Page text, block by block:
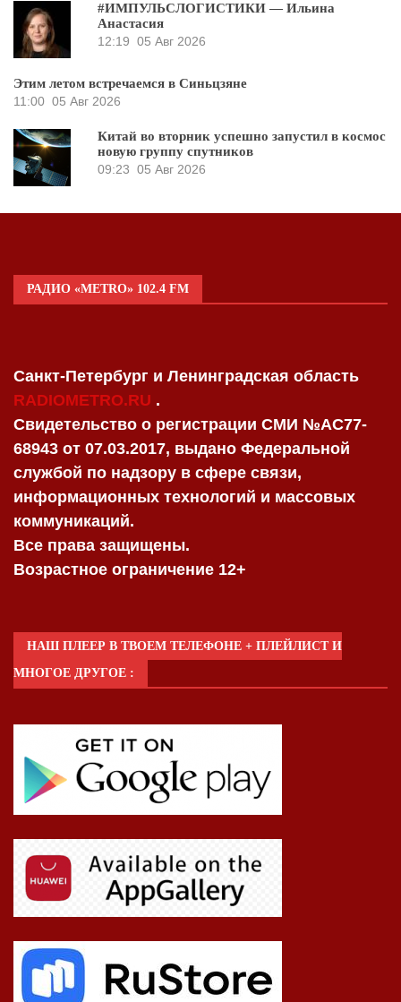
#ИМПУЛЬСЛОГИСТИКИ — Ильина
Анастасия
12:19 05 Авг 2026
Этим летом встречаемся в Синьцзяне
11:00 05 Авг 2026
Китай во вторник успешно запустил в космос
новую группу спутников
09:23 05 Авг 2026
РАДИО «METRO» 102.4 FM
Санкт-Петербург и Ленинградская область
RADIOMETRO.RU .
Свидетельство о регистрации СМИ №AC77-
68943 от 07.03.2017, выдано Федеральной
службой по надзору в сфере связи,
информационных технологий и массовых
коммуникаций.
Все права защищены.
Возрастное ограничение 12+
НАШ ПЛЕЕР В ТВОЕМ ТЕЛЕФОНЕ + ПЛЕЙЛИСТ И
МНОГОЕ ДРУГОЕ :